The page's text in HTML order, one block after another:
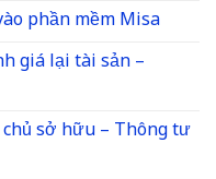
phần mềm Misa
giá lại tài sản –
sở hữu – Thông tư